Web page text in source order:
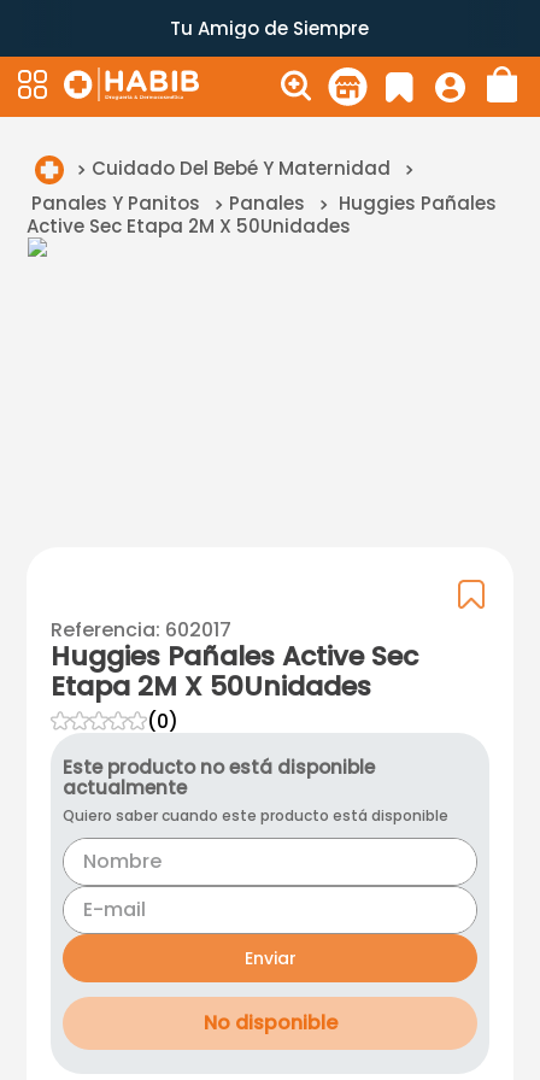
Tu Amigo de Siempre
Cuidado Del Bebé Y Maternidad
Panales Y Panitos
Panales
Huggies Pañales
Active Sec Etapa 2M X 50Unidades
Referencia: 602017
Huggies Pañales Active Sec
Etapa 2M X 50Unidades
☆☆☆☆☆(0)
Este producto no está disponible
actualmente
Quiero saber cuando este producto está disponible
Enviar
No disponible